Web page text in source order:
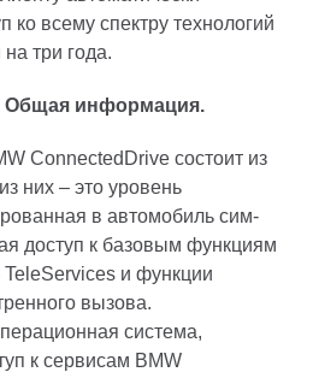
ко всему спектру технологий
три года.
Общая информация.
ConnectedDrive состоит из
них – это уровень
в автомобиль сим-
доступ к базовым функциям
и функции
вызова.
система,
к сервисам BMW